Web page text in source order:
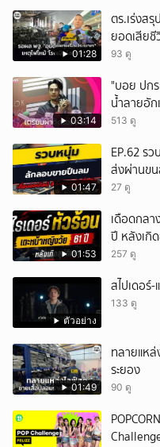
01:28
ตร.เร่งส
ยอดเสีย
หรือประมาท
93 ดู
03:14
"บอย ปก
น้ำลายอัก
513 ดู
01:47
EP.62 ร
ส่งผ่านข
27 ดู
01:53
เดือดกลา
ปี หลังเกิ
257 ดู
ตัวอย่าง
สไปเดอร์
133 ดู
01:49
ทลายแห
ระยอง
90 ดู